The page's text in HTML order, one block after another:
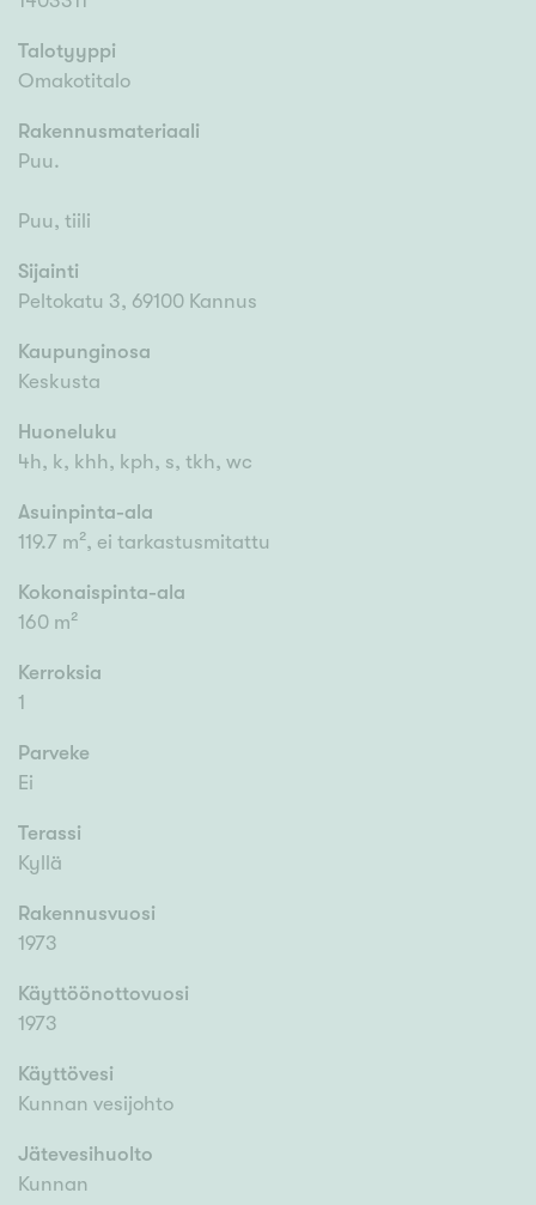
Talotyyppi
Omakotitalo
Rakennusmateriaali
Puu.
Puu, tiili
Sijainti
Peltokatu 3, 69100 Kannus
Kaupunginosa
Keskusta
Huoneluku
4h, k, khh, kph, s, tkh, wc
Asuinpinta-ala
119.7 m², ei tarkastusmitattu
Kokonaispinta-ala
160 m²
Kerroksia
1
Parveke
Ei
Terassi
Kyllä
Rakennusvuosi
1973
Käyttöönottovuosi
1973
Käyttövesi
Kunnan vesijohto
Jätevesihuolto
Kunnan